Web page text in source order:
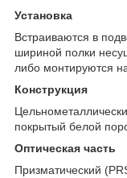
Установка
Встраиваются в
шириной полки
либо монтируются
Конструкция
покрытый белой
Оптическая часть
Призматический